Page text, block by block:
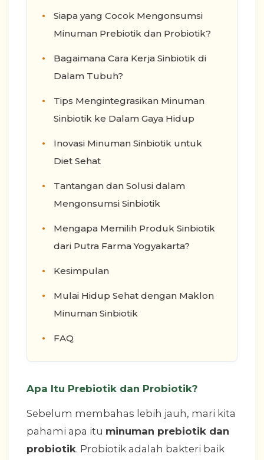
Siapa yang Cocok Mengonsumsi
Minuman Prebiotik dan Probiotik?
Bagaimana Cara Kerja Sinbiotik di
Dalam Tubuh?
Tips Mengintegrasikan Minuman
Sinbiotik ke Dalam Gaya Hidup
Inovasi Minuman Sinbiotik untuk
Diet Sehat
Tantangan dan Solusi dalam
Mengonsumsi Sinbiotik
Mengapa Memilih Produk Sinbiotik
dari Putra Farma Yogyakarta?
Kesimpulan
Mulai Hidup Sehat dengan Maklon
Minuman Sinbiotik
FAQ
Apa Itu Prebiotik dan Probiotik?
Sebelum membahas lebih jauh, mari kita
pahami apa itu minuman prebiotik dan
probiotik. Probiotik adalah bakteri baik